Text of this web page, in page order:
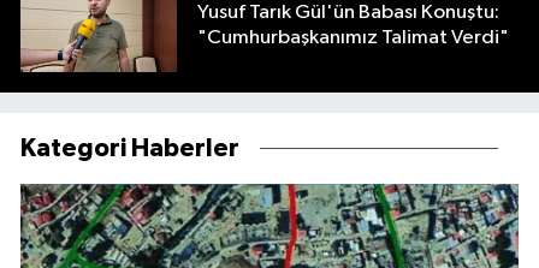
Yusuf Tarık Gül'ün Babası Konuştu:
"Cumhurbaşkanımız Talimat Verdi"
Kategori Haberler